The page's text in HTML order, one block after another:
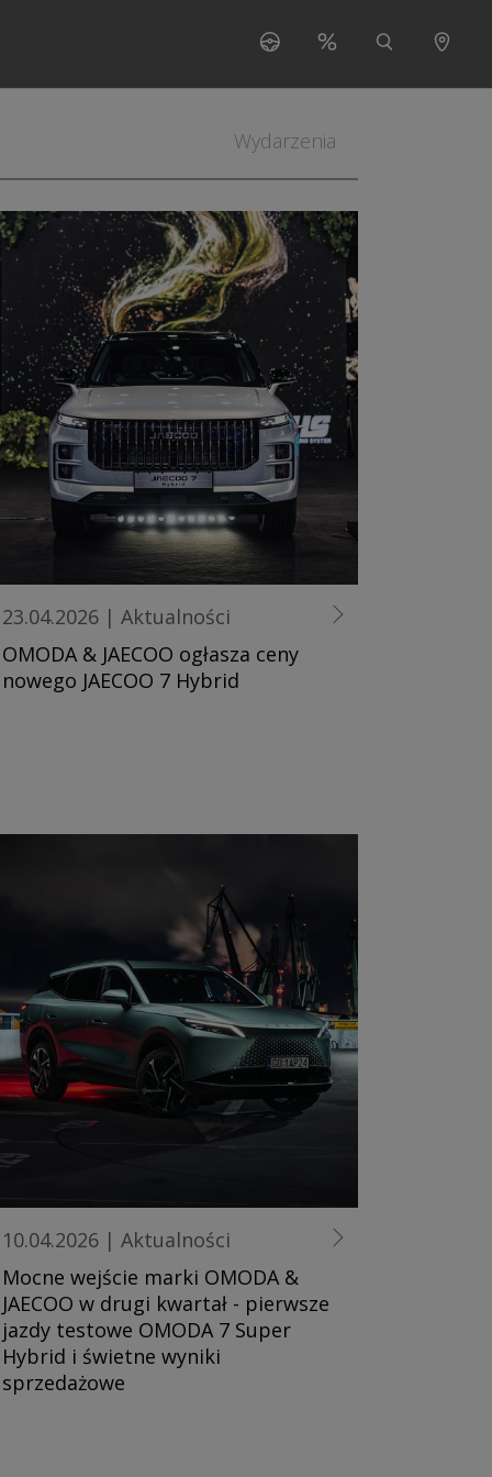
for "O nas"
Wydarzenia
23.04.2026 | Aktualności
OMODA & JAECOO ogłasza ceny
nowego JAECOO 7 Hybrid
10.04.2026 | Aktualności
Mocne wejście marki OMODA &
JAECOO w drugi kwartał - pierwsze
jazdy testowe OMODA 7 Super
Hybrid i świetne wyniki
sprzedażowe